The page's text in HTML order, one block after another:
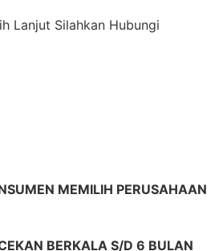
Lanjut Silahkan Hubungi
MEMILIH PERUSAHAAN
BERKALA S/D 6 BULAN